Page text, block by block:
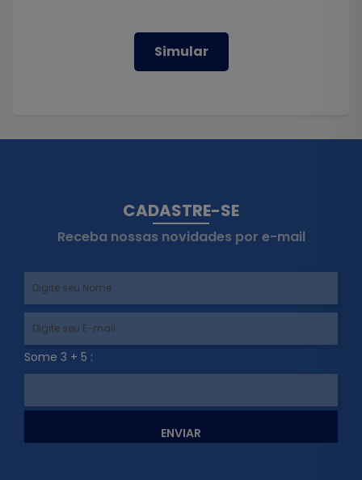
Simular
CADASTRE-SE
Receba nossas novidades por e-mail
Some 3 + 5 :
ENVIAR